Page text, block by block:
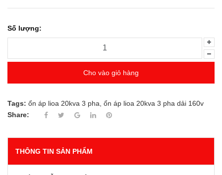
Số lượng:
Cho vào giỏ hàng
Tags: ổn áp lioa 20kva 3 pha ổn áp lioa 20kva 3 pha dải 160v
Share:
THÔNG TIN SẢN PHẨM